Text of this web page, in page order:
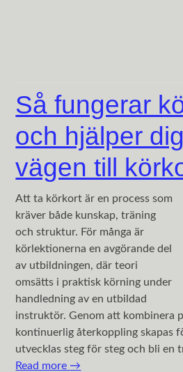
Så fungerar
och hjälper
vägen till
Att ta körkort är en process som
kräver både kunskap, träning
och struktur. För många är
körlektionerna en avgörande del
av utbildningen, där teori
omsätts i praktisk körning under
handledning av en utbildad
instruktör. Genom att kombinera
kontinuerlig återkoppling skapas
utvecklas steg för steg och bli en
Read more →